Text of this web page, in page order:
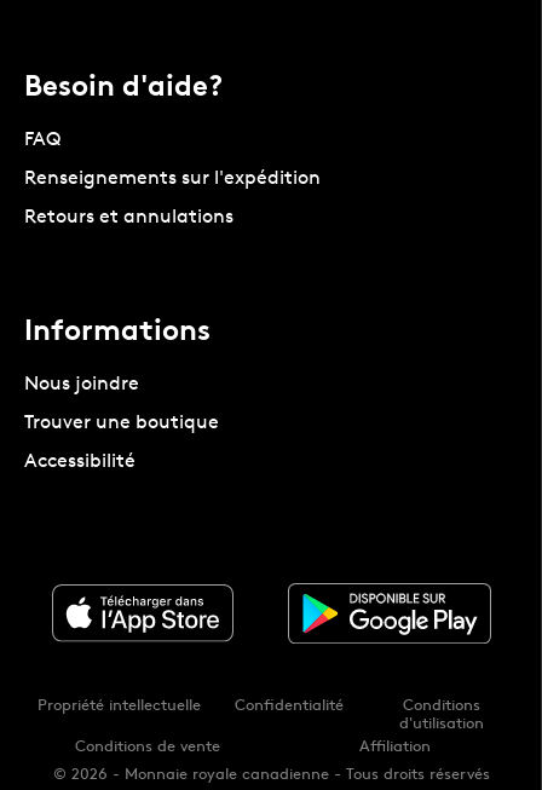
Besoin d'aide?
FAQ
Renseignements sur l'expédition
Retours et annulations
Informations
Nous joindre
Trouver une boutique
Accessibilité
© 2026 - Monnaie royale canadienne - Tous droits réservés
Propriété intellectuelle Confidentialité
Conditions
d'utilisation
Conditions de vente
Affiliation